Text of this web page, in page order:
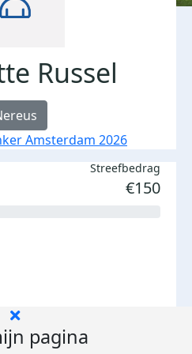
Russel
Amsterdam 2026
Streefbedrag
€150
pagina